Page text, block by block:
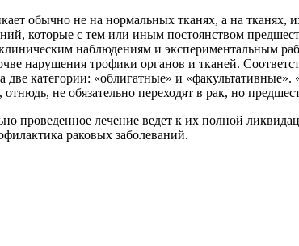
обычно не на нормальных тканях, а на
которые с тем или иным постоянством
наблюдениям и экспериментальным
нарушения трофики органов и тканей.
категории: «облигатные» и
не обязательно переходят в рак, но
проведенное лечение ведет к их полной
раковых заболеваний.